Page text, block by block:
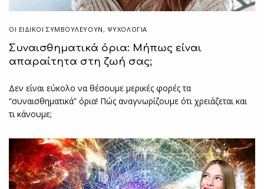
ΟΙ ΕΙΔΙΚΟΊ ΣΥΜΒΟΥΛΕΎΟΥΝ , ΨΥΧΟΛΟΓΙΑ
Συναισθηματικά όρια: Μήπως είναι
απαραίτητα στη ζωή σας;
Δεν είναι εύκολο να θέσουμε μερικές φορές τα
“συναισθηματικά” όρια! Πώς αναγνωρίζουμε ότι χρειάζεται και
τι κάνουμε;